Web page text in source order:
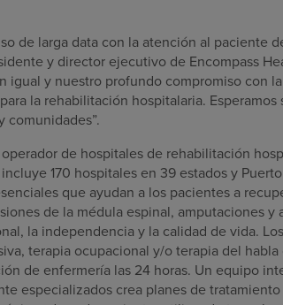
de larga data con la atención al paciente
y director ejecutivo de Encompass
igual y nuestro profundo compromiso con
la rehabilitación hospitalaria.
comunidades”.
de hospitales de rehabilitación
170 hospitales en 39 estados y
que ayudan a los pacientes a
de la médula espinal, amputaciones
la independencia y la calidad de vida.
terapia ocupacional y/o terapia del habla
de enfermería las 24 horas. Un equipo
especializados crea planes de